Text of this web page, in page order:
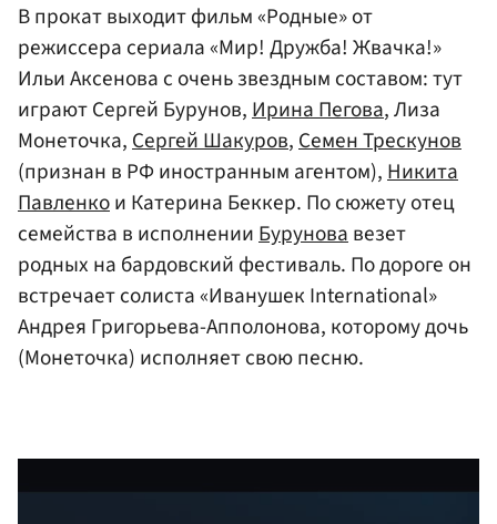
В прокат выходит фильм «Родные» от
режиссера сериала «Мир! Дружба! Жвачка!»
Ильи Аксенова с очень звездным составом: тут
играют Сергей Бурунов,Ирина Пегова, Лиза
Монеточка,Сергей Шакуров,Семен Трескунов
(признан в РФ иностранным агентом),Никита
Павленкои Катерина Беккер. По сюжету отец
семейства в исполненииБуруновавезет
родных на бардовский фестиваль. По дороге он
встречает солиста «Иванушек International»
Андрея Григорьева-Апполонова, которому дочь
(Монеточка) исполняет свою песню.